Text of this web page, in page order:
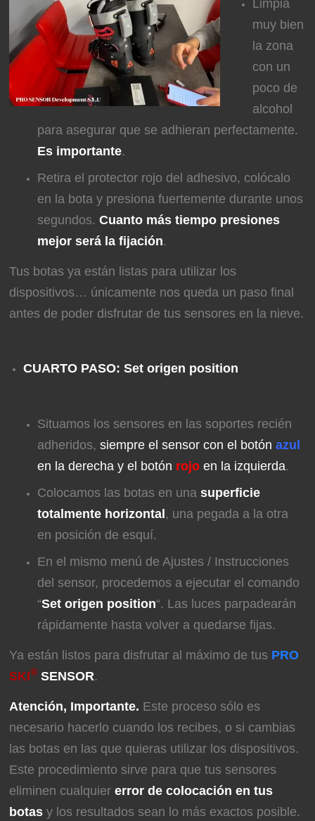
Limpia
muy bien
la zona
con un
poco de
alcohol
para asegurar que se adhieran perfectamente.
Es importante.
Retira el protector rojo del adhesivo, colócalo
en la bota y presiona fuertemente durante unos
segundos.Cuanto más tiempo presiones
mejor será la fijación.
Tus botas ya están listas para utilizar los
dispositivos… únicamente nos queda un paso final
antes de poder disfrutar de tus sensores en la nieve.
CUARTO PASO: Set origen position
Situamos los sensores en las soportes recién
adheridos,siempre el sensor con el botón azul
en la derecha y el botón rojo en la izquierda.
Colocamos las botas en unasuperficie
totalmente horizontal, una pegada a la otra
en posición de esquí.
En el mismo menú de Ajustes / Instrucciones
del sensor, procedemos a ejecutar el comando
“Set origen position“. Las luces parpadearán
rápidamente hasta volver a quedarse fijas.
Ya están listos para disfrutar al máximo de tus PRO
SKI® SENSOR.
Atención, Importante. Este proceso sólo es
necesario hacerlo cuando los recibes, o si cambias
las botas en las que quieras utilizar los dispositivos.
Este procedimiento sirve para que tus sensores
eliminen cualquiererror de colocación en tus
botas y los resultados sean lo más exactos posible.